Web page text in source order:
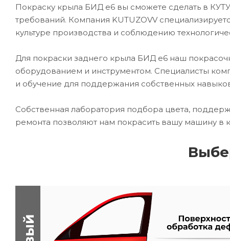
Покраску крыла БИД е6 вы сможете сделать в
требований. Компания KUTUZOVV
культуре производства и соблюдению
Для покраски заднего крыла БИД е6 наш
оборудованием и инструментом. Специалисты
и обучение для поддержания собственных
Собственная лаборатория подбора цвета,
ремонта позволяют нам покрасить вашу машину в